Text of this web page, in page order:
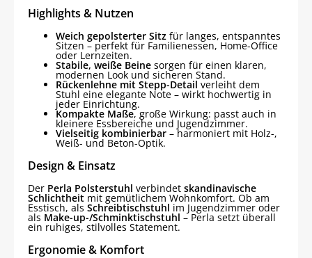
Highlights & Nutzen
Weich gepolsterter Sitz für langes, entspanntes
Sitzen – perfekt für Familienessen, Home-Office
oder Lernzeiten.
Stabile, weiße Beine sorgen für einen klaren,
modernen Look und sicheren Stand.
Rückenlehne mit Stepp-Detail verleiht dem
Stuhl eine elegante Note – wirkt hochwertig in
jeder Einrichtung.
Kompakte Maße, große Wirkung: passt auch in
kleinere Essbereiche und Jugendzimmer.
Vielseitig kombinierbar – harmoniert mit Holz-,
Weiß- und Beton-Optik.
Design & Einsatz
Der Perla Polsterstuhl verbindet skandinavische
Schlichtheit mit gemütlichem Wohnkomfort. Ob am
Esstisch, als Schreibtischstuhl im Jugendzimmer oder
als Make-up-/Schminktischstuhl – Perla setzt überall
ein ruhiges, stilvolles Statement.
Ergonomie & Komfort